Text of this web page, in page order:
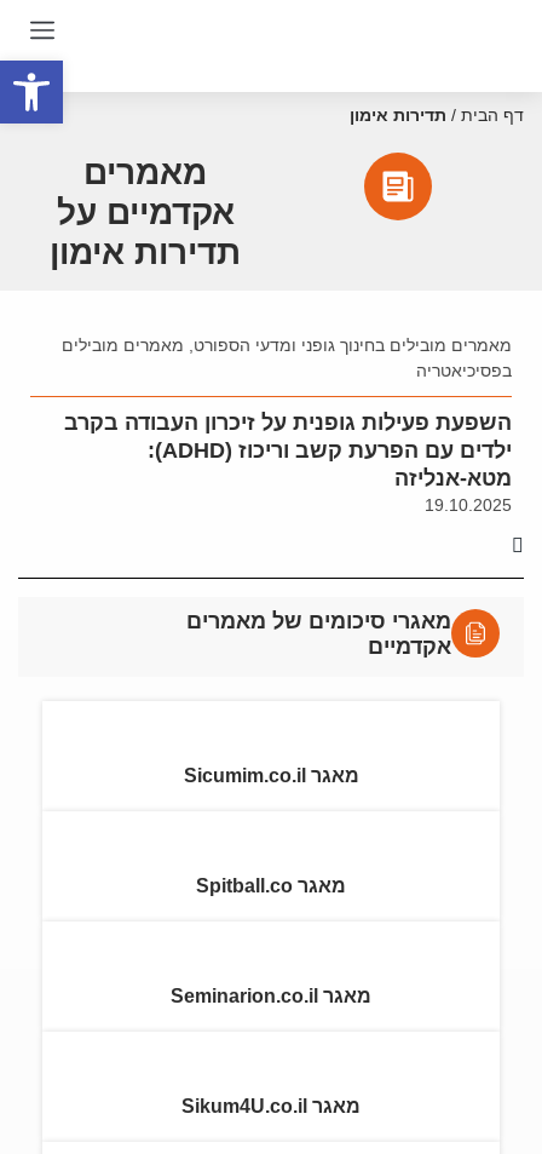
פתח
דף הבית / תדירות אימון
מאמרים
אקדמיים על
תדירות אימון
מאמרים מובילים בחינוך גופני ומדעי הספורט
מאמרים מובילים
בפסיכיאטריה
השפעת פעילות גופנית על זיכרון העבודה בקרב
ילדים עם הפרעת קשב וריכוז (ADHD):
מטא-אנליזה
19.10.2025
מאגרי סיכומים של מאמרים
אקדמיים
מאגר Sicumim.co.il
מאגר Spitball.co
מאגר Seminarion.co.il
מאגר Sikum4U.co.il